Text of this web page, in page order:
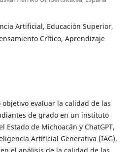
Artificial, Educación Superior,
Crítico, Aprendizaje
evaluar la calidad de las
de grado en un instituto
Estado de Michoacán y ChatGPT,
Artificial Generativa (IAG).